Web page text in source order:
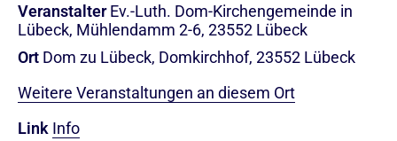
Veranstalter Ev.-Luth. Dom-Kirchengemeinde in
Lübeck, Mühlendamm 2-6, 23552 Lübeck
Ort Dom zu Lübeck, Domkirchhof, 23552 Lübeck
Weitere Veranstaltungen an diesem Ort
Link Info